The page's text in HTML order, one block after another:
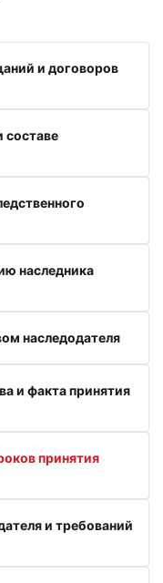
и договоров
составе
наследника
наследодателя
и факта принятия
принятия
и требований